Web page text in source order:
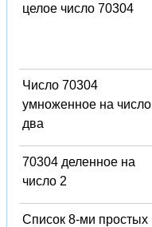
целое число 70304
Число 70304
умноженное на число
два
70304 деленное на
число 2
Список 8-ми простых